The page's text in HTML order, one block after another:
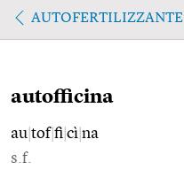
AUTOFERTILIZZANTE
autofficina
au tof|fi cì na
s.f.